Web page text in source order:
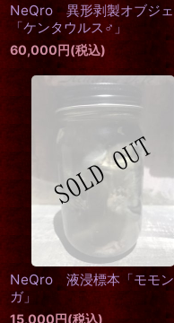
NeQro 異形剥製オブジェ
「ケンタウルス♂」
60,000円(税込)
NeQro 液浸標本「モモン
ガ」
15,000円(税込)